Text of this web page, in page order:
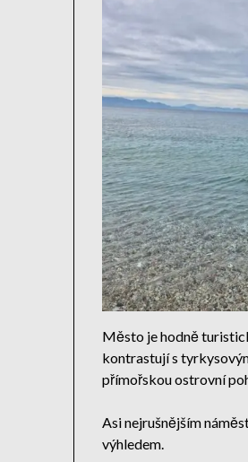
Město je hodně
kontrastují s
přímořskou ostrovní
Asi nejrušnějším
výhledem.